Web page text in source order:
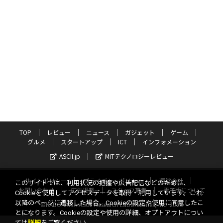
TOP レビュー ニュース ガジェット
ゲーム
グルメ
スタートアップ ICT
インフォメーション
ASCII.jp
MITテクノロジーレビュー
サイトポリシー プライバシーポリシー
運営会社
お問い合わせ
広告掲載 スタッフ募集
電子版について
©KADOKAWA ASCII Research Laboratories, Inc. 2026
このサイトでは、利用状況の把握や広告配信などのために、
Cookieを使用してアクセスデータを取得・利用しています。これ
以降のページに遷移した場合、Cookieの設定や使用に同意したこ
とになります。Cookieの設定や使用の詳細、オプトアウトについ